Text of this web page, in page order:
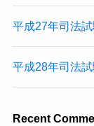
平成27年司法
平成28年司法
Recent